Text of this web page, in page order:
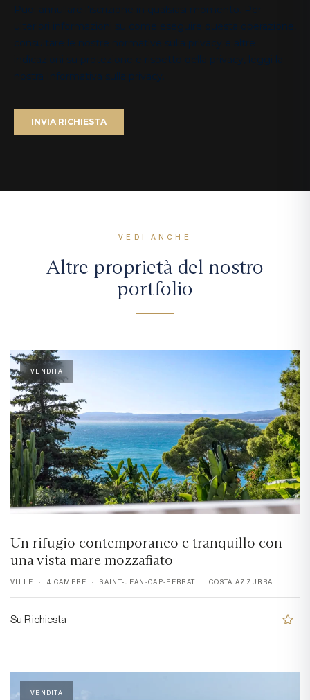
VEDI ANCHE
Altre proprietà del nostro
portfolio
VENDITA
Un rifugio contemporaneo e tranquillo con
una vista mare mozzafiato
VILLE 4 CAMERE SAINT-JEAN-CAP-FERRAT COSTA AZZURRA
Su Richiesta
VENDITA